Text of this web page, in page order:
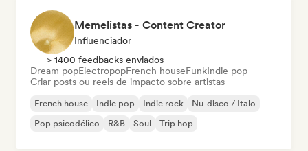
Memelistas - Content Creator
Influenciador
> 1400 feedbacks enviados
Dream popElectropopFrench houseFunkIndie pop
Criar posts ou reels de impacto sobre artistas
French house Indie pop Indie rock
Nu-disco / Italo
Pop psicodélico
R&B Soul Trip hop